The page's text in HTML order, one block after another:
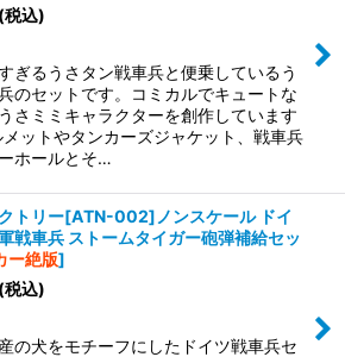
(税込)
ぎるうさタン戦車兵と便乗しているう
のセットです。 コミカルでキュートな
さミミキャラクターを創作しています
ットやタンカーズジャケット、戦車兵
ホールとそ…
クトリー[ATN-002]ノンスケール ドイ
戦車兵 ストームタイガー砲弾補給セッ
ー絶版]
(税込)
の犬をモチーフにしたドイツ戦車兵セ